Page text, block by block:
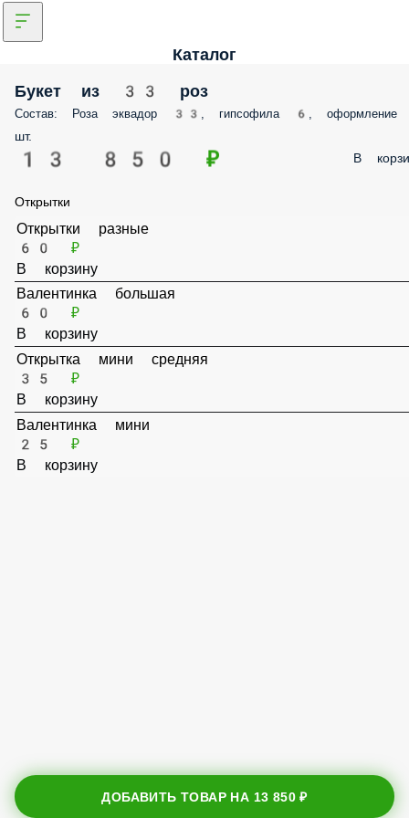
Каталог
Букет из 33 роз
Состав: Роза эквадор 33, гипсофила 6, оформление
шт.
13 850 ₽ В
Открытки
Открытки разные
60 ₽
В корзину
Валентинка большая
60 ₽
В корзину
Открытка мини средняя
35 ₽
В корзину
Валентинка мини
25 ₽
ДОБАВИТЬ ТОВАР НА 13 850 ₽